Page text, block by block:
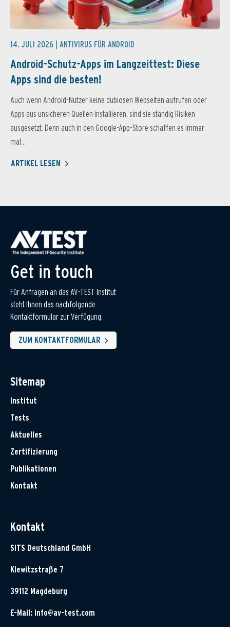
14. JULI 2026 | ANTIVIRUS FÜR ANDROID
Android-Schutz-Apps im Langzeittest: Diese
Apps sind die besten!
Auch wenn Android-Nutzer keine dubiosen Webseiten aufrufen oder
Apps aus unsicheren Quellen installieren, sind sie ständig Risiken
ausgesetzt. Denn auch in den Google-App-Store schaffen es immer
mal...
ARTIKEL LESEN
Get in touch
Für Anfragen an das AV-TEST Institut
steht Ihnen das nachfolgende
Kontaktformular zur Verfügung.
ZUM KONTAKTFORMULAR
Sitemap
Institut
Tests
Aktuelles
Zertifizierung
Publikationen
Kontakt
Kontakt
SITS Deutschland GmbH
Klewitzstraße 7
39112 Magdeburg
E-Mail: info@av-test.com